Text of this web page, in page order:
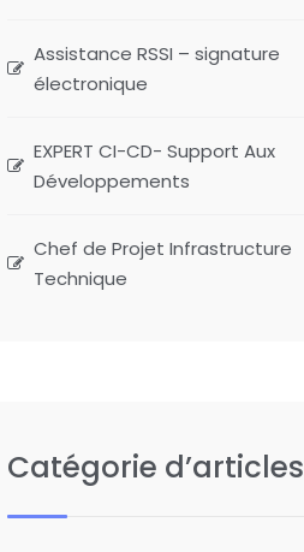
Assistance RSSI – signature
électronique
EXPERT CI-CD- Support Aux
Développements
Chef de Projet Infrastructure
Technique
Catégorie d’articles